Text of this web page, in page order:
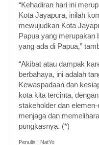
“Kehadiran hari ini
Kota Jayapura, inilah
mewujudkan Kota
Papua yang merupakan
yang ada di Papua,”
“Akibat atau dampak
berbahaya, ini adalah
Kewaspadaan dan
kota kita tercinta,
stakeholder dan
menjaga dan
pungkasnya. (*)
Penulis : NatYo